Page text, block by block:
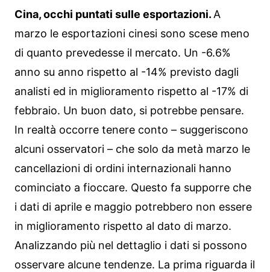
Cina, occhi puntati sulle esportazioni.A
marzo le esportazioni cinesi sono scese meno
di quanto prevedesse il mercato. Un -6.6%
anno su anno rispetto al -14% previsto dagli
analisti ed in miglioramento rispetto al -17% di
febbraio. Un buon dato, si potrebbe pensare.
In realtà occorre tenere conto – suggeriscono
alcuni osservatori – che solo da metà marzo le
cancellazioni di ordini internazionali hanno
cominciato a fioccare. Questo fa supporre che
i dati di aprile e maggio potrebbero non essere
in miglioramento rispetto al dato di marzo.
Analizzando più nel dettaglio i dati si possono
osservare alcune tendenze. La prima riguarda il